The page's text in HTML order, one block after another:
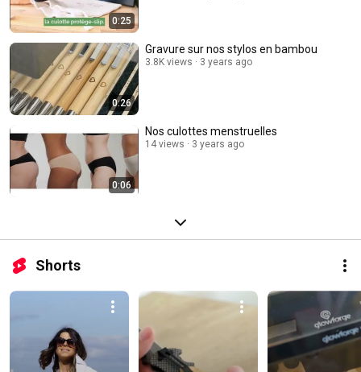
0:25
0:26
Gravure sur nos stylos en bambou
3.8K views 3 years ago
0:06
Nos culottes menstruelles
14 views 3 years ago
Shorts